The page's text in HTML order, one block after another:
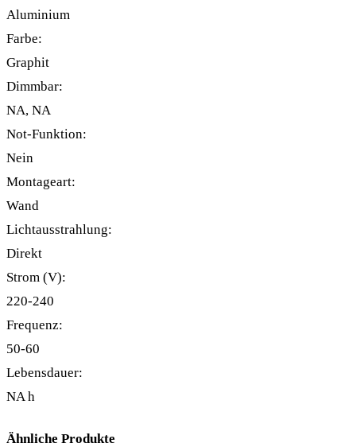
Aluminium
Farbe:
Graphit
Dimmbar:
NA, NA
Not-Funktion:
Nein
Montageart:
Wand
Lichtausstrahlung:
Direkt
Strom (V):
220-240
Frequenz:
50-60
Lebensdauer:
NA h
Ähnliche Produkte